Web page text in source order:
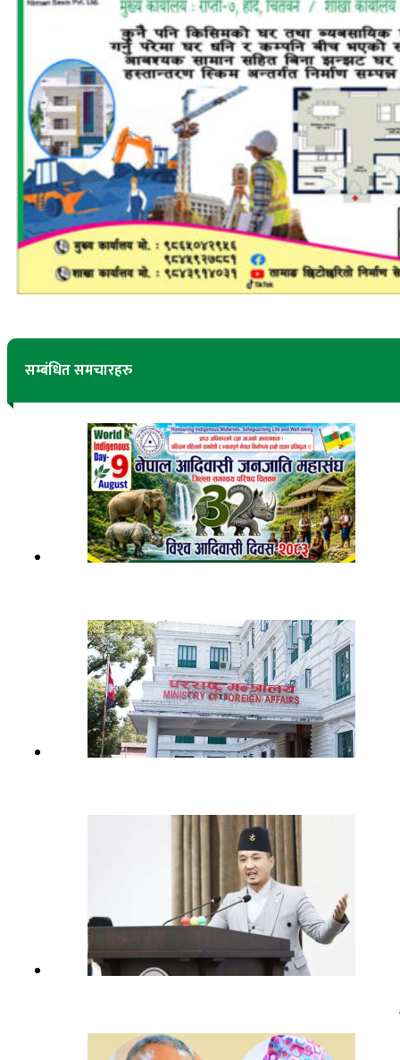
सम्बंधित समचारहरु